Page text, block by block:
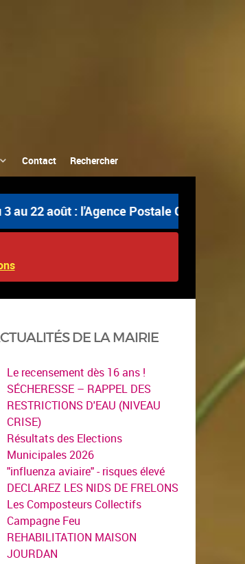
Contact Rechercher
août : l'Agence Postale Communale est
DE LA MAIRIE
Le recensement dès 16 ans !
SÉCHERESSE – RAPPEL DES
RESTRICTIONS D'EAU (NIVEAU
CRISE)
Résultats des Elections
Municipales 2026
"influenza aviaire" - risques élevé
DECLAREZ LES NIDS DE FRELONS
Les Composteurs Collectifs
Campagne Feu
REHABILITATION MAISON
JOURDAN